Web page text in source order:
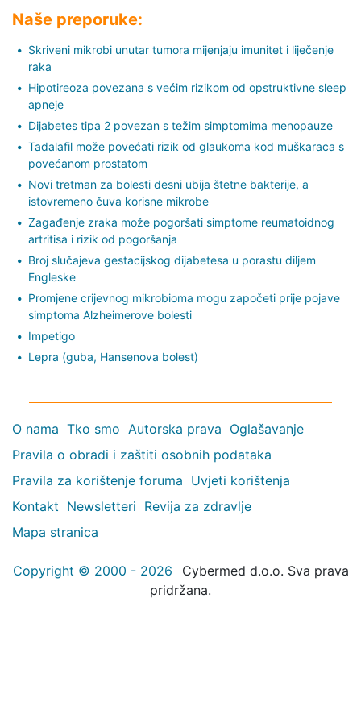
Naše preporuke:
Skriveni mikrobi unutar tumora mijenjaju imunitet i liječenje
raka
Hipotireoza povezana s većim rizikom od opstruktivne sleep
apneje
Dijabetes tipa 2 povezan s težim simptomima menopauze
Tadalafil može povećati rizik od glaukoma kod muškaraca s
povećanom prostatom
Novi tretman za bolesti desni ubija štetne bakterije, a
istovremeno čuva korisne mikrobe
Zagađenje zraka može pogoršati simptome reumatoidnog
artritisa i rizik od pogoršanja
Broj slučajeva gestacijskog dijabetesa u porastu diljem
Engleske
Promjene crijevnog mikrobioma mogu započeti prije pojave
simptoma Alzheimerove bolesti
Impetigo
Lepra (guba, Hansenova bolest)
O nama Tko smo Autorska prava Oglašavanje
Pravila o obradi i zaštiti osobnih podataka
Pravila za korištenje foruma Uvjeti korištenja
Kontakt Newsletteri Revija za zdravlje
Mapa stranica
Copyright © 2000 - 2026
Cybermed d.o.o. Sva prava
pridržana.